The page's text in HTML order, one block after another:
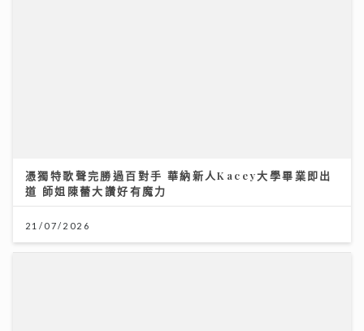
憑獨特歌聲完勝過百對手 華納新人Kacey大學畢業即出
道 師姐陳蕾大讚好有魔力
21/07/2026